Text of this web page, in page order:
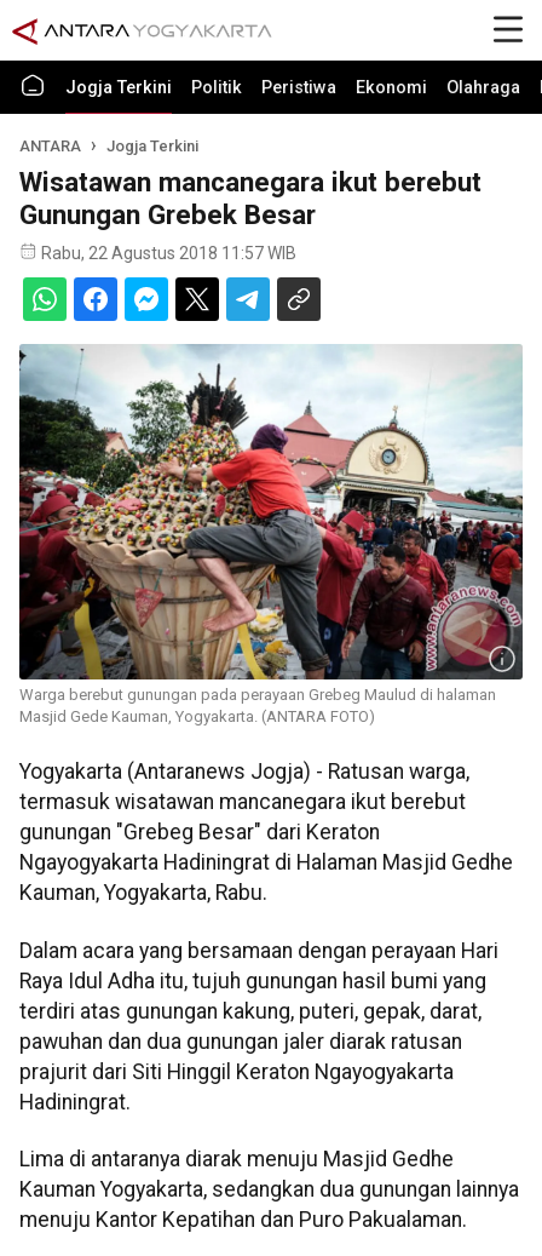
Jogja Terkini Politik Peristiwa Ekonomi Olahraga
ANTARA Jogja Terkini
Wisatawan mancanegara ikut berebut
Gunungan Grebek Besar
Rabu, 22 Agustus 2018 11:57 WIB
Warga berebut gunungan pada perayaan Grebeg Maulud di halaman
Masjid Gede Kauman, Yogyakarta. (ANTARA FOTO)
Yogyakarta (Antaranews Jogja) - Ratusan warga,
termasuk wisatawan mancanegara ikut berebut
gunungan "Grebeg Besar" dari Keraton
Ngayogyakarta Hadiningrat di Halaman Masjid Gedhe
Kauman, Yogyakarta, Rabu.
Dalam acara yang bersamaan dengan perayaan Hari
Raya Idul Adha itu, tujuh gunungan hasil bumi yang
terdiri atas gunungan kakung, puteri, gepak, darat,
pawuhan dan dua gunungan jaler diarak ratusan
prajurit dari Siti Hinggil Keraton Ngayogyakarta
Hadiningrat.
Lima di antaranya diarak menuju Masjid Gedhe
Kauman Yogyakarta, sedangkan dua gunungan lainnya
menuju Kantor Kepatihan dan Puro Pakualaman.